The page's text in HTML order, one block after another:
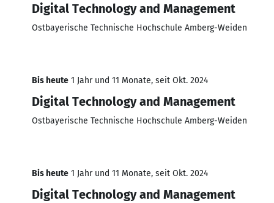
Digital Technology and Management
Ostbayerische Technische Hochschule Amberg-Weiden
Bis heute 1 Jahr und 11 Monate, seit Okt. 2024
Digital Technology and Management
Ostbayerische Technische Hochschule Amberg-Weiden
Bis heute 1 Jahr und 11 Monate, seit Okt. 2024
Digital Technology and Management